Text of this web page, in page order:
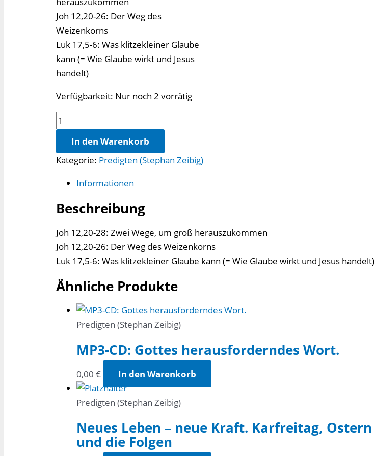
Joh 12,20-26: Der Weg des
Weizenkorns
Luk 17,5-6: Was klitzekleiner Glaube
kann (= Wie Glaube wirkt und Jesus
handelt)
Verfügbarkeit: Nur noch 2 vorrätig
Kleine
Körner
MengeIn den Warenkorb
Kategorie: Predigten (Stephan Zeibig)
Informationen
Beschreibung
Joh 12,20-28: Zwei Wege, um groß herauszukommen
Joh 12,20-26: Der Weg des Weizenkorns
Luk 17,5-6: Was klitzekleiner Glaube kann (= Wie Glaube wirkt und Jesus handelt)
Ähnliche Produkte
Predigten (Stephan Zeibig)
MP3-CD: Gottes herausforderndes Wort.
0,00 € In den Warenkorb
Predigten (Stephan Zeibig)
Neues Leben – neue Kraft. Karfreitag, Ostern
und die Folgen